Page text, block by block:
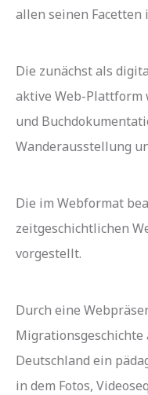
allen seinen Facetten
Die zunächst als
aktive Web-Plattform
und
Wanderausstellung
Die im Webformat
zeitgeschichtlichen
vorgestellt.
Durch eine
Migrationsgeschichte
Deutschland ein
in dem Fotos,